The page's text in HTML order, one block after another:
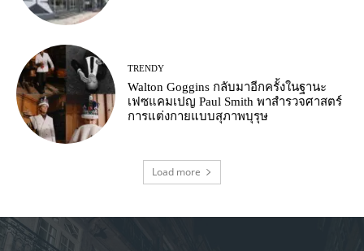
TRENDY
Walton Goggins กลับมาอีกครั้งในฐานะ
เฟซแคมเปญ Paul Smith พาสำรวจศาสตร์
การแต่งกายแบบสุภาพบุรุษ
Load more